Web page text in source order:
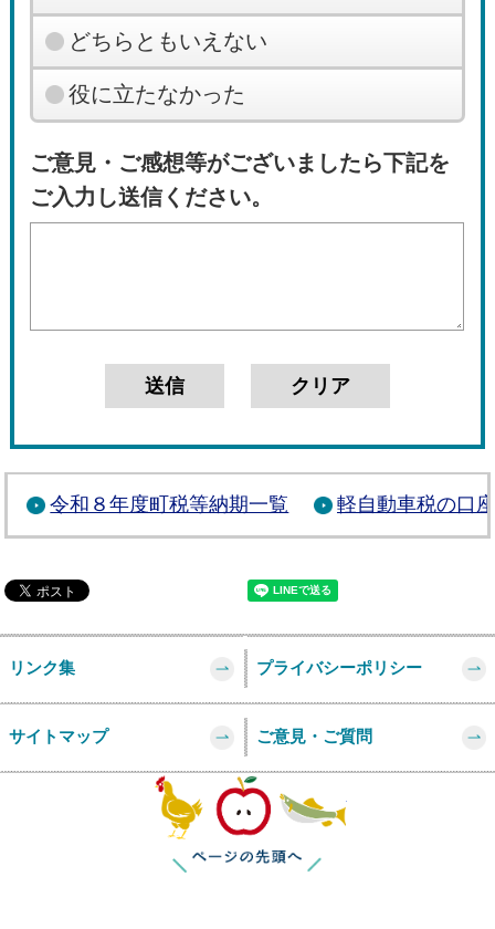
どちらともいえない
役に立たなかった
ご意見・ご感想等がございましたら下記を
ご入力し送信ください。
令和８年度町税等納期一覧 軽自動車税の口
リンク集 プライバシーポリシー
サイトマップ ご意見・ご質問